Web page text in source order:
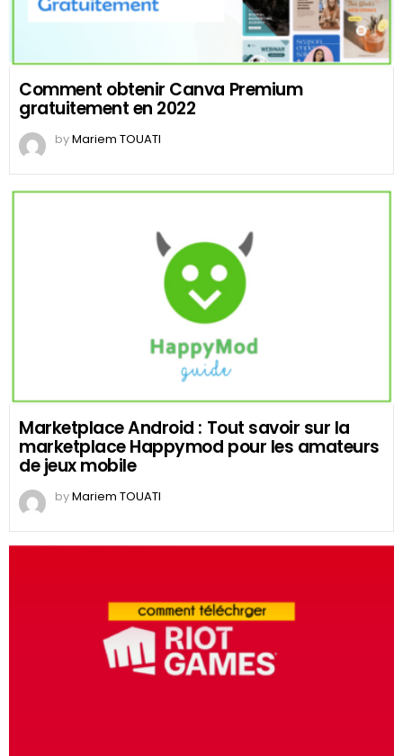
Comment obtenir Canva Premium
gratuitement en 2022
byMariem TOUATI
Marketplace Android : Tout savoir sur la
marketplace Happymod pour les amateurs
de jeux mobile
byMariem TOUATI